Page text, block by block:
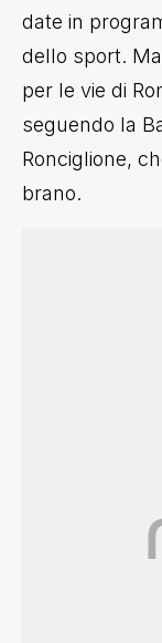
date in
dello sport.
per le vie di
seguendo la
Ronciglione,
brano.